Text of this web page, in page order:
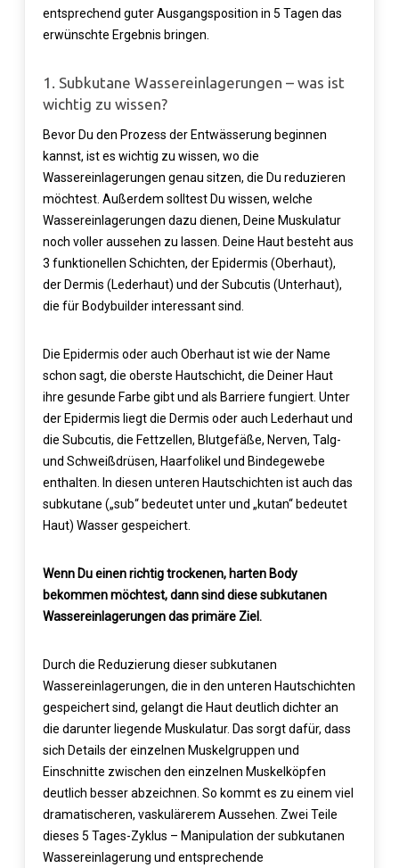
entsprechend guter Ausgangsposition in 5 Tagen das
erwünschte Ergebnis bringen.
1. Subkutane Wassereinlagerungen – was ist
wichtig zu wissen?
Bevor Du den Prozess der Entwässerung beginnen
kannst, ist es wichtig zu wissen, wo die
Wassereinlagerungen genau sitzen, die Du reduzieren
möchtest. Außerdem solltest Du wissen, welche
Wassereinlagerungen dazu dienen, Deine Muskulatur
noch voller aussehen zu lassen. Deine Haut besteht aus
3 funktionellen Schichten, der Epidermis (Oberhaut),
der Dermis (Lederhaut) und der Subcutis (Unterhaut),
die für Bodybuilder interessant sind.
Die Epidermis oder auch Oberhaut ist wie der Name
schon sagt, die oberste Hautschicht, die Deiner Haut
ihre gesunde Farbe gibt und als Barriere fungiert. Unter
der Epidermis liegt die Dermis oder auch Lederhaut und
die Subcutis, die Fettzellen, Blutgefäße, Nerven, Talg-
und Schweißdrüsen, Haarfolikel und Bindegewebe
enthalten. In diesen unteren Hautschichten ist auch das
subkutane („sub“ bedeutet unter und „kutan“ bedeutet
Haut) Wasser gespeichert.
Wenn Du einen richtig trockenen, harten Body
bekommen möchtest, dann sind diese subkutanen
Wassereinlagerungen das primäre Ziel.
Durch die Reduzierung dieser subkutanen
Wassereinlagerungen, die in den unteren Hautschichten
gespeichert sind, gelangt die Haut deutlich dichter an
die darunter liegende Muskulatur. Das sorgt dafür, dass
sich Details der einzelnen Muskelgruppen und
Einschnitte zwischen den einzelnen Muskelköpfen
deutlich besser abzeichnen. So kommt es zu einem viel
dramatischeren, vaskulärerem Aussehen. Zwei Teile
dieses 5 Tages-Zyklus – Manipulation der subkutanen
Wassereinlagerung und entsprechende